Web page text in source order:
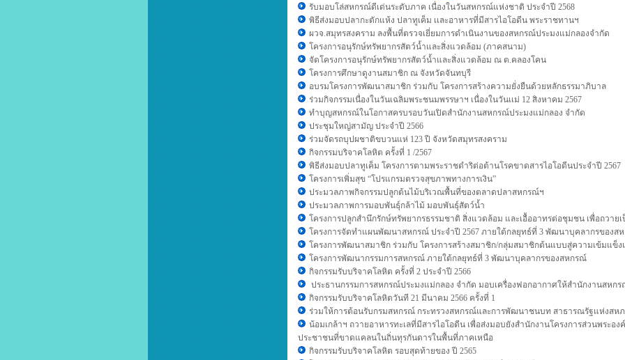
รับมอบโล่สหกรณ์ดีเด่นระดับภาค เนื่องในวันสหกรณ์แห่งชาติ ประจำปี 2568
พิธีส่งมอบปลากะตักแห้ง ปลาทูเค็ม เเละอาหารที่มีสารไอโอดีน พระราชทานฯ
ผวจ.สมุทรสงคราม ลงพื้นที่ตรวจเยี่ยมการดำเนินงานของสหกรณ์ประมงแม่กลองจำกัด
โครงการอนุรักษ์ทรัพยากรสัตว์น้ำและสิ่งแวดล้อม (ภาคสนาม)
จัดโครงการอนุรักษ์ทรัพยากรสัตว์น้ำและสิ่งแวดล้อม ณ ต.คลองโคน
โครงการศึกษาดูงานสมาชิก ณ จังหวัดจันทบุรี
อบรมโครงการพัฒนาสมาชิก ร่วมกับ โครงการสร้างความยั่งยืนด้วยหลักธรรมาภิบาล
ร่วมกิจกรรมเนื่องในวันเฉลิมพระชนมพรรษาฯ เนื่องในวันเเม่ 12 สิงหาคม 2567
ทำบุญสหกรณ์ในโอกาสครบรอบวันเปิดสำนักงานสหกรณ์ประมงแม่กลอง จำกัด
ประชุมใหญ่สามัญ ประจำปี 2566
ร่วมจัดรถบุปผชาติขบวนแห่ 123 ปี จังหวัดสมุทรสงคราม
กิจกรรมบริจาคโลหิต ครั้งที่ 1 /2567
พิธีส่งมอบปลาทูเค็ม โครงการตามพระราชดำริต่อต้านโรคขาดสารไอโอดีนประจำปี 2567
โครงการเพิ่มสุข “โปรแกรมตรวจสุขภาพทางการเงิน”
ประมวลภาพกิจกรรมปลูกต้นไม้บริเวณพื้นที่ของตลาดปลาสหกรณ์ฯ
ประมวลภาพการมอบพันธุ์กล้าไม้ มอบพันธุ์สัตว์น้ำ
โครงการปลูกสำนึกรักษ์ทรัพยากรธรรมชาติ สิ่งแวดล้อม และเอื้ออาทรต่อชุมชน เพื่อถวาย
โครงการจัดทำแผนพัฒนาสหกรณ์ ประจำปี 2567 ภายใต้กลยุทธ์ที่ 3 พัฒนาบุคลากรของส
โครงการพัฒนาสมาชิก ร่วมกับ โครงการสร้างสมาชิก/กลุ่มสมาชิกต้นแบบสู่ความเข้มแข็
โครงการพัฒนากรรมการสหกรณ์ ภายใต้กลยุทธ์ที่ 3 พัฒนาบุคลากรของสหกรณ์
กิจกรรมรับบริจาคโลหิต ครั้งที่ 2 ประจำปี 2566
ประธานกรรมการสหกรณ์ประมงแม่กลอง จำกัด มอบเครื่องฟอกอากาศให้สำนักงานสหก
กิจกรรมรับบริจาคโลหิตวันที 21 มีนาคม 2566 ครั้งที่ 1
ร่วมให้การต้อนรับกรมสหกรณ์ กระทรวงสหกรณ์และการพัฒนาชนบท สาธารณรัฐแห่งสห
น้อมเกล้าฯ ถวายอาหารทะเลที่มีสารไอโอดีน เพื่อส่งมอบยังสำนักงานโครงการส่วนพระอ
ประชาชนที่ขาดแคลนในถิ่นทุรกันดารในพื้นที่ภาคเหนือ
กิจกรรมรับบริจาคโลหิต รอบสุดท้ายของ ปี 2565